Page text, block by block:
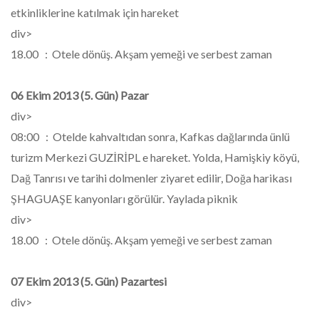
etkinliklerine katılmak için hareket
div>
18.00 : Otele dönüş. Akşam yemeği ve serbest zaman
06 Ekim 2013 (5. Gün) Pazar
div>
08:00 : Otelde kahvaltıdan sonra, Kafkas dağlarında ünlü
turizm Merkezi GUZİRİPL e hareket. Yolda, Hamişkiy köyü,
Dağ Tanrısı ve tarihi dolmenler ziyaret edilir, Doğa harikası
ŞHAGUAŞE kanyonları görülür. Yaylada piknik
div>
18.00 : Otele dönüş. Akşam yemeği ve serbest zaman
07 Ekim 2013 (5. Gün) Pazartesi
div>